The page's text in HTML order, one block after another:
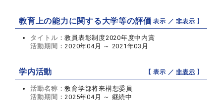
教育上の能力に関する大学等の評価【 表示 ／非表示 】
タイトル：教員表彰制度2020年度中内賞
活動期間：2020年04月 ～ 2021年03月
学内活動 【 表示 ／非表示 】
活動名称：教育学部将来構想委員
活動期間：2025年04月 ～ 継続中